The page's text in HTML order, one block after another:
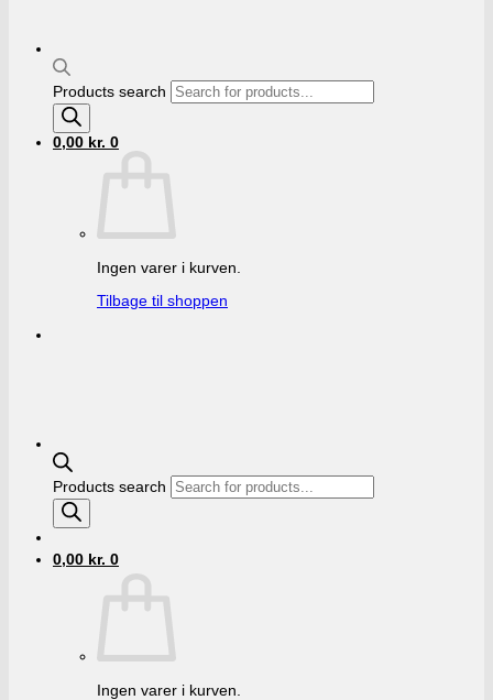
Products search
0,00 kr. 0
Ingen varer i kurven.
Tilbage til shoppen
Products search
0,00 kr. 0
Ingen varer i kurven.